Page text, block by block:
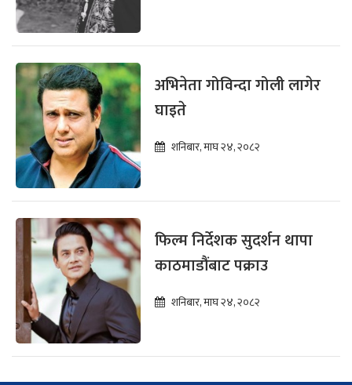
अभिनेता गोविन्दा गोली लागेर
घाइते
शनिबार, माघ २४, २०८२
फिल्म निर्देशक सुदर्शन थापा
काठमाडौंबाट पक्राउ
शनिबार, माघ २४, २०८२